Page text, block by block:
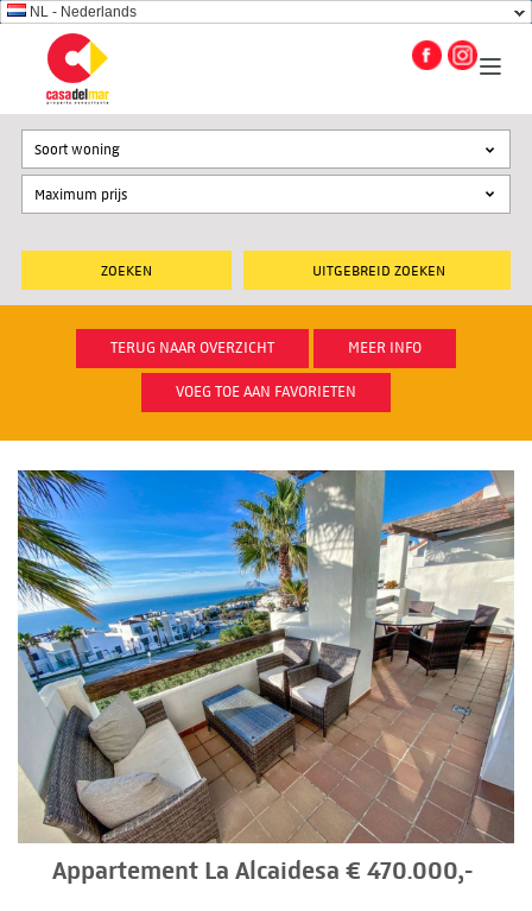
NL - Nederlands
UITGEBREID ZOEKEN
Soort woning
TERUG NAAR OVERZICHT MEER INFO
VOEG TOE AAN FAVORIETEN
Appartement La Alcaidesa € 470.000,-